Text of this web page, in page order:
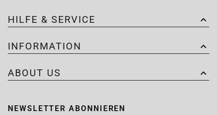
HILFE & SERVICE
INFORMATION
ABOUT US
NEWSLETTER ABONNIEREN